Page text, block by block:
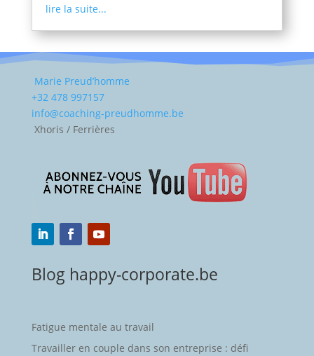
lire la suite...
Marie Preud’homme
+32 478 997157
info@coaching-preudhomme.be
Xhoris / Ferrières
Blog happy-corporate.be
Fatigue mentale au travail
Travailler en couple dans son entreprise : défi